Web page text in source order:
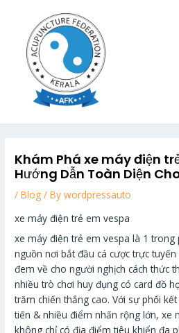
content
Khám Phá xe máy điện
Hướng Dẫn Toàn Diện
/Blog / Bywordpressauto
xe máy điện trẻ em vespa
xe máy điện trẻ em vespa là 1 trong
nguồn nơi bắt đầu cá cược trực
đem về cho người nghịch cách thức
nhiều trò chơi huy đụng có card đồ
trăm chiến thắng cao. Với sự phối
tiến & nhiều điểm nhấn rộng lớn, xe
không chỉ có địa điểm tiêu khiển đa